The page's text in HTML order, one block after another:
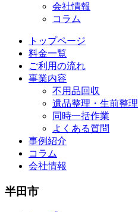
会社情報
コラム
トップページ
料金一覧
ご利用の流れ
事業内容
不用品回収
遺品整理・生前整理
同時一括作業
よくある質問
事例紹介
コラム
会社情報
半田市